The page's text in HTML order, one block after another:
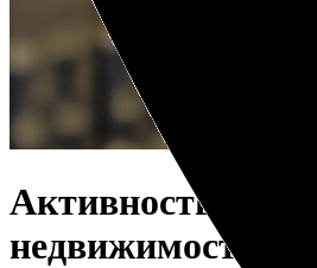
Активность рынка
недвижимости